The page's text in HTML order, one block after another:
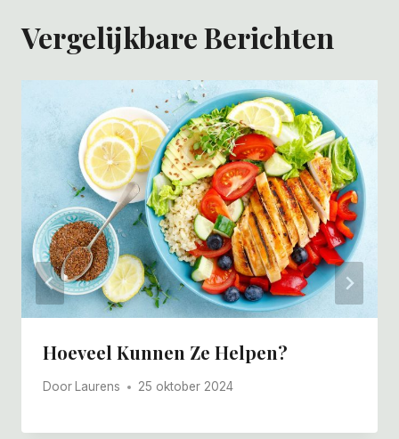
Vergelijkbare Berichten
Hoeveel Kunnen Ze Helpen?
Door Laurens 25 oktober 2024